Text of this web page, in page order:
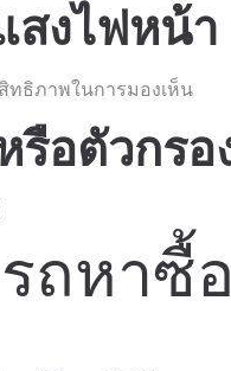
สงไฟหน้า
ทธิภาพในการมองเห็น
รือตัวกรอ
ถหาซื้